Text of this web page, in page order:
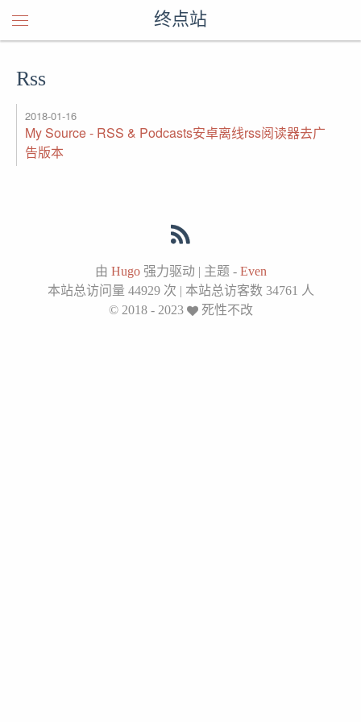
终点站
Rss
2018-01-16
My Source - RSS & Podcasts安卓离线rss阅读器去广
告版本
由 Hugo强力驱动 | 主题 - Even
本站总访问量 44929次 | 本站总访客数 34761 人
© 2018 - 2023
死性不改